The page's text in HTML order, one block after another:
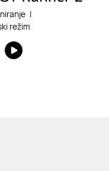
|
režim